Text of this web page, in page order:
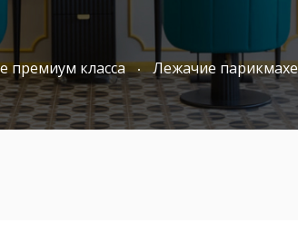
премиум класса Лежачие